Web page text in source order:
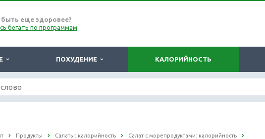
еще здоровее?
бегать по программам
ПОХУДЕНИЕ КАЛОРИЙНОСТЬ
Продукты Салаты: калорийность Салат с морепродуктами: калорийность